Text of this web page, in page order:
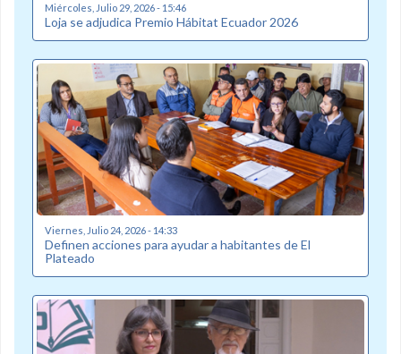
Miércoles, Julio 29, 2026 - 15:46
Loja se adjudica Premio Hábitat Ecuador 2026
Viernes, Julio 24, 2026 - 14:33
Definen acciones para ayudar a habitantes de El
Plateado